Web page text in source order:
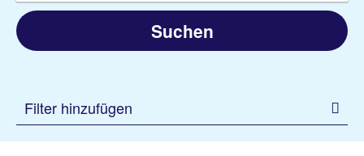
Suchen
Filter hinzufügen